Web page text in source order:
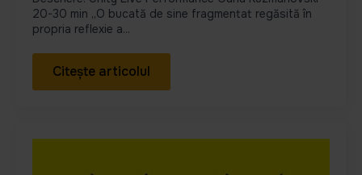
20-30 min „O bucată de sine fragmentat regăsită în
propria reflexie a...
Citește articolul